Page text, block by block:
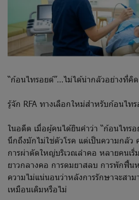
“ก้อนไทรอยด์”…ไม่ได้น่ากลัวอย่างที่คิด
รู้จัก RFA ทางเลือกใหม่สำหรับก้อนไทร
ในอดีต เมื่อผู้คนได้ยินคำว่า “ก้อนไทร
นึกถึงมักไม่ใช่ตัวโรค แต่เป็นความกลัว
การผ่าตัดใหญ่บริเวณลำคอ หลายคนเริ่
ยาวกลางคอ การดมยาสลบ การพักฟื้น
ความไม่แน่นอนว่าหลังการรักษาจะสา
เหมือนเดิมหรือไม่